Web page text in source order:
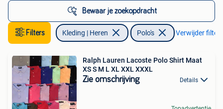
Bewaar je zoekopdracht
Filters Kleding | Heren Polo's Verwijder filters
Ralph Lauren Lacoste Polo Shirt Maat
XS S M L XL XXL XXXL
Zie omschrijving Details